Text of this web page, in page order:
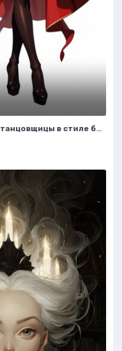
Изысканный образ танцовщицы в стиле бурлеск и модной иллюстрации. Нейронная сеть Flux